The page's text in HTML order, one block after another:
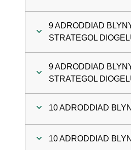
9 ADRODDIAD
STRATEGOL
9 ADRODDIAD
STRATEGOL
10 ADRODDIAD
10 ADRODDIAD